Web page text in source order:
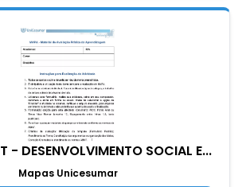
- DESENVOLVIMENTO SOCIAL E...
Mapas Unicesumar